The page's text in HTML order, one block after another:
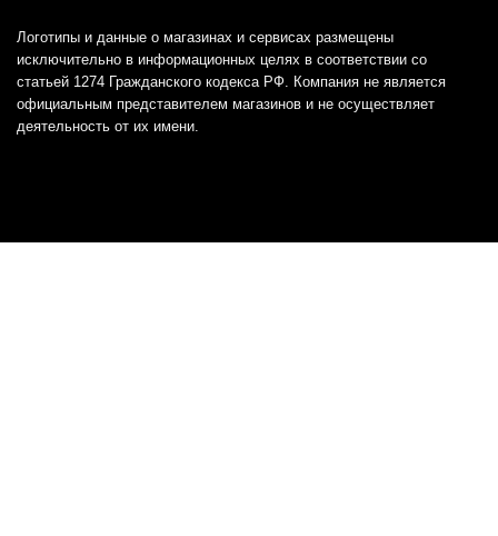
Логотипы и данные о магазинах и сервисах размещены
исключительно в информационных целях в соответствии со
статьей 1274 Гражданского кодекса РФ. Компания не является
официальным представителем магазинов и не осуществляет
деятельность от их имени.